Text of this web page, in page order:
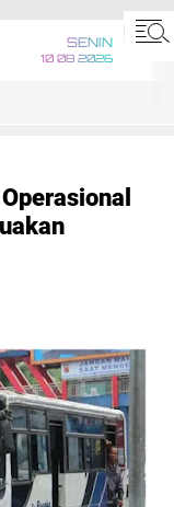
SENIN
10 08 2026